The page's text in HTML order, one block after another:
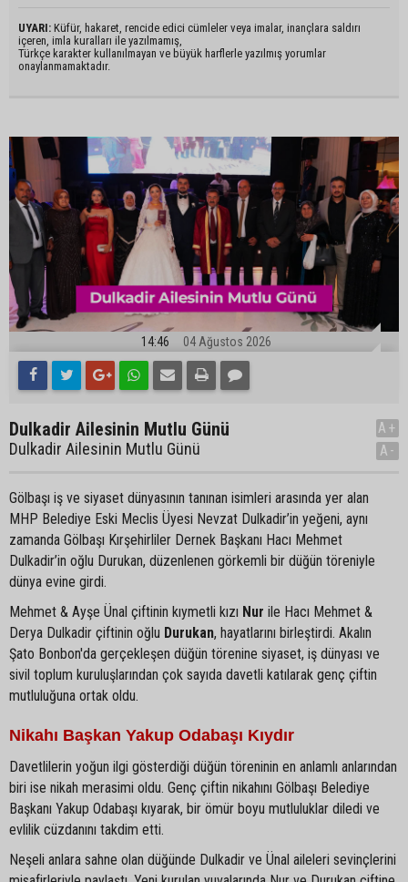
UYARI: Küfür, hakaret, rencide edici cümleler veya imalar, inançlara saldırı
içeren, imla kuralları ile yazılmamış,
Türkçe karakter kullanılmayan ve büyük harflerle yazılmış yorumlar
onaylanmamaktadır.
14:46 04 Ağustos 2026
Dulkadir Ailesinin Mutlu Günü
Dulkadir Ailesinin Mutlu Günü
A+
A-
Gölbaşı iş ve siyaset dünyasının tanınan isimleri arasında yer alan
MHP Belediye Eski Meclis Üyesi Nevzat Dulkadir’in yeğeni, aynı
zamanda Gölbaşı Kırşehirliler Dernek Başkanı Hacı Mehmet
Dulkadir’in oğlu Durukan, düzenlenen görkemli bir düğün töreniyle
dünya evine girdi.
Mehmet & Ayşe Ünal çiftinin kıymetli kızı Nur ile Hacı Mehmet &
Derya Dulkadir çiftinin oğlu Durukan, hayatlarını birleştirdi. Akalın
Şato Bonbon'da gerçekleşen düğün törenine siyaset, iş dünyası ve
sivil toplum kuruluşlarından çok sayıda davetli katılarak genç çiftin
mutluluğuna ortak oldu.
Nikahı Başkan Yakup Odabaşı Kıydır
Davetlilerin yoğun ilgi gösterdiği düğün töreninin en anlamlı anlarından
biri ise nikah merasimi oldu. Genç çiftin nikahını Gölbaşı Belediye
Başkanı Yakup Odabaşı kıyarak, bir ömür boyu mutluluklar diledi ve
evlilik cüzdanını takdim etti.
Neşeli anlara sahne olan düğünde Dulkadir ve Ünal aileleri sevinçlerini